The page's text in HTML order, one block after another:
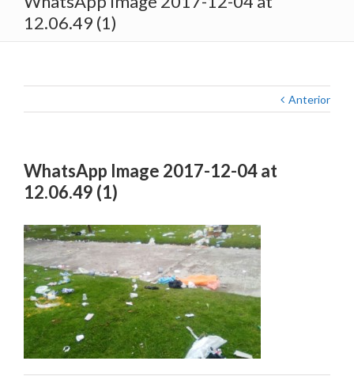
12.06.49 (1)
Anterior
WhatsApp Image 2017-12-04 at
12.06.49 (1)